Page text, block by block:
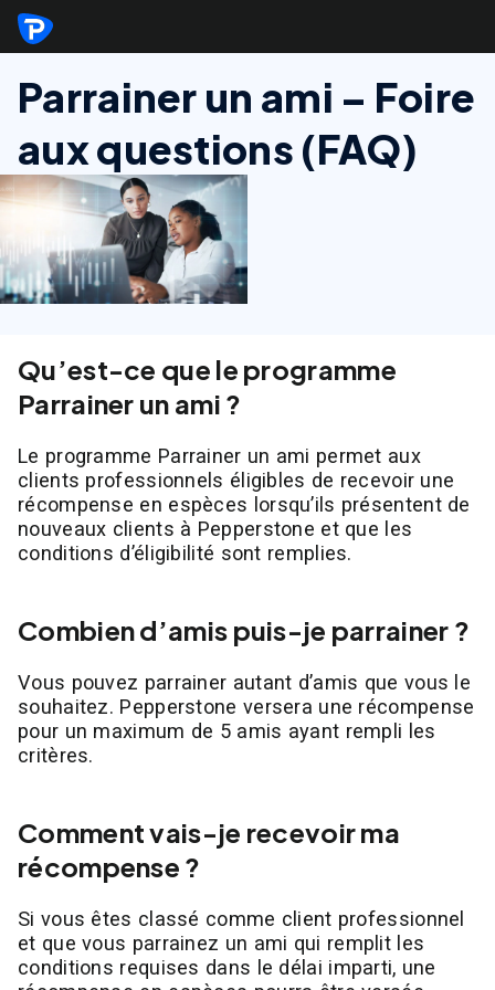
Parrainer un ami – Foire
aux questions (FAQ)
Qu’est-ce que le programme
Parrainer un ami ?
Le programme Parrainer un ami permet aux
clients professionnels éligibles de recevoir une
récompense en espèces lorsqu’ils présentent de
nouveaux clients à Pepperstone et que les
conditions d’éligibilité sont remplies.
Combien d’amis puis-je parrainer ?
Vous pouvez parrainer autant d’amis que vous le
souhaitez. Pepperstone versera une récompense
pour un maximum de 5 amis ayant rempli les
critères.
Comment vais-je recevoir ma
récompense ?
Si vous êtes classé comme client professionnel
et que vous parrainez un ami qui remplit les
conditions requises dans le délai imparti, une